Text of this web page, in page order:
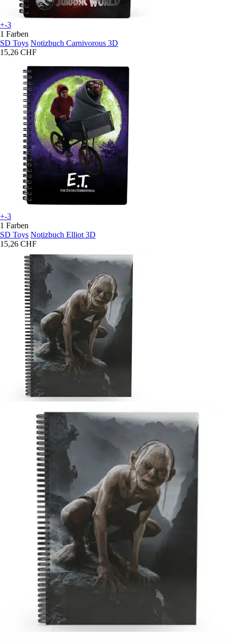
+-3
1 Farben
SD Toys Notizbuch Carnivorous 3D
15,26 CHF
+-3
1 Farben
SD Toys Notizbuch Elliot 3D
15,26 CHF